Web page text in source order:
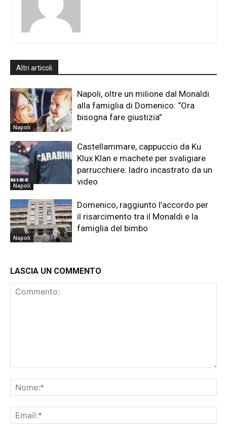
Altri articoli
Napoli
Napoli, oltre un milione dal Monaldi
alla famiglia di Domenico: “Ora
bisogna fare giustizia”
Napoli
Castellammare, cappuccio da Ku
Klux Klan e machete per svaligiare
parrucchiere: ladro incastrato da un
video
Napoli
Domenico, raggiunto l’accordo per
il risarcimento tra il Monaldi e la
famiglia del bimbo
LASCIA UN COMMENTO